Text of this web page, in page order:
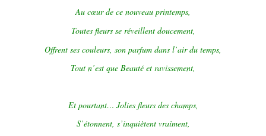
Au cœur de ce nouveau printemps,
Toutes fleurs se réveillent doucement,
Offrent ses couleurs, son parfum dans l’air du temps,
Tout n’est que Beauté et ravissement,
Et pourtant… Jolies fleurs des champs,
S’étonnent, s’inquiètent vraiment,